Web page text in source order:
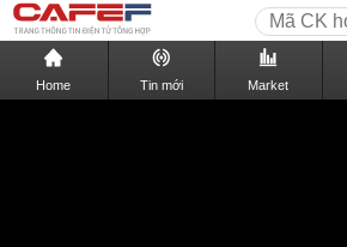
Home Tin mới Market